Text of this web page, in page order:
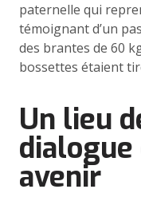
paternelle qui
témoignant d’un
des brantes de 60
bossettes étaient
Un lieu
avenir